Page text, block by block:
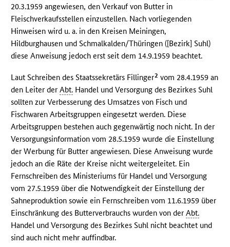
20.3.1959 angewiesen, den Verkauf von Butter in
Fleischverkaufsstellen einzustellen. Nach vorliegenden
Hinweisen wird u. a. in den Kreisen Meiningen,
Hildburghausen und Schmalkalden/Thüringen ([Bezirk] Suhl)
diese Anweisung jedoch erst seit dem 14.9.1959 beachtet.
Laut Schreiben des Staatssekretärs Fillinger2 vom 28.4.1959 an
den Leiter derAbt. Handel und Versorgung des Bezirkes Suhl
sollten zur Verbesserung des Umsatzes von Fisch und
Fischwaren Arbeitsgruppen eingesetzt werden. Diese
Arbeitsgruppen bestehen auch gegenwärtig noch nicht. In der
Versorgungsinformation vom 28.5.1959 wurde die Einstellung
der Werbung für Butter angewiesen. Diese Anweisung wurde
jedoch an die Räte der Kreise nicht weitergeleitet. Ein
Fernschreiben des Ministeriums für Handel und Versorgung
vom 27.5.1959 über die Notwendigkeit der Einstellung der
Sahneproduktion sowie ein Fernschreiben vom 11.6.1959 über
Einschränkung des Butterverbrauchs wurden von derAbt.
Handel und Versorgung des Bezirkes Suhl nicht beachtet und
sind auch nicht mehr auffindbar.